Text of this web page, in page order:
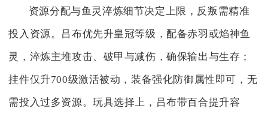
资源分配与鱼灵淬炼细节决定上限，反叛需精准
投入资源。吕布优先升皇冠等级，配备赤羽或焰神鱼
灵，淬炼主堆攻击、破甲与减伤，确保输出与生存；
挂件仅升700级激活被动，装备强化防御属性即可，无
需投入过多资源。玩具选择上，吕布带百合提升容